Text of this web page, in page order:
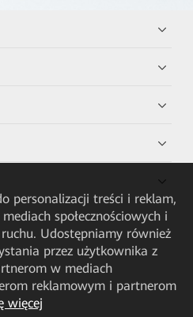
personalizacji treści i reklam,
społecznościowych i
Udostępniamy również
przez użytkownika z
w mediach
reklamowym i partnerom
więcej